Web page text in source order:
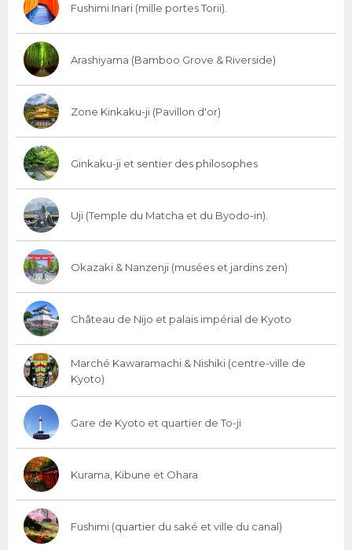
Fushimi Inari (mille portes Torii).
Arashiyama (Bamboo Grove & Riverside)
Zone Kinkaku-ji (Pavillon d'or)
Ginkaku-ji et sentier des philosophes
Uji (Temple du Matcha et du Byodo-in).
Okazaki & Nanzenji (musées et jardins zen)
Château de Nijo et palais impérial de Kyoto
Marché Kawaramachi & Nishiki (centre-ville de
Kyoto)
Gare de Kyoto et quartier de To-ji
Kurama, Kibune et Ohara
Fushimi (quartier du saké et ville du canal)